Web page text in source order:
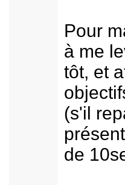
Pour
à me
tôt, et
(s'il
de